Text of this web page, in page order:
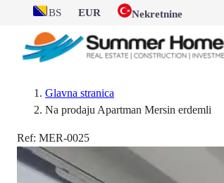
BS EUR Nekretnine
Glavna stranica
Na prodaju Apartman Mersin erdemli
Ref: MER-0025